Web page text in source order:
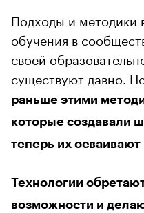
Подходы и методики
обучения в
своей
существуют давно.
раньше этими
которые создавали
теперь их осваивают
Технологии
возможности и